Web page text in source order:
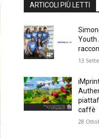
ARTICOLI PIÙ LETTI
Youth
13
caffè
28